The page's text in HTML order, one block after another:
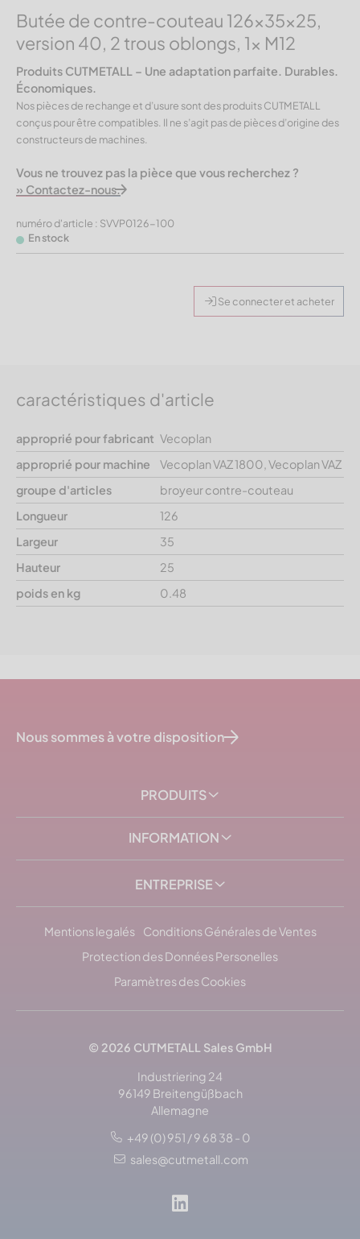
Butée de contre-couteau 126x35x25,
version 40, 2 trous oblongs, 1x M12
Produits CUTMETALL – Une adaptation parfaite. Durables.
Économiques.
Nos pièces de rechange et d’usure sont des produits CUTMETALL
conçus pour être compatibles. Il ne s’agit pas de pièces d’origine des
constructeurs de machines.
Vous ne trouvez pas la pièce que vous recherchez ?
» Contactez-nous.
numéro d'article : SVVP0126-100
En stock
Se connecter et acheter
caractéristiques d'article
approprié pour fabricant Vecoplan
approprié pour machine
Vecoplan VAZ 1800, Vecoplan VAZ
groupe d'articles
broyeur contre-couteau
Longueur
126
Largeur
35
Hauteur
25
poids en kg
0.48
Nous sommes à votre disposition
PRODUITS
INFORMATION
ENTREPRISE
Mentions legalés
Conditions Générales de Ventes
Protection des Données Personelles
Paramètres des Cookies
© 2026 CUTMETALL Sales GmbH
Industriering 24
96149 Breitengüßbach
Allemagne
+49 (0) 951 / 9 68 38 - 0
sales@cutmetall.com